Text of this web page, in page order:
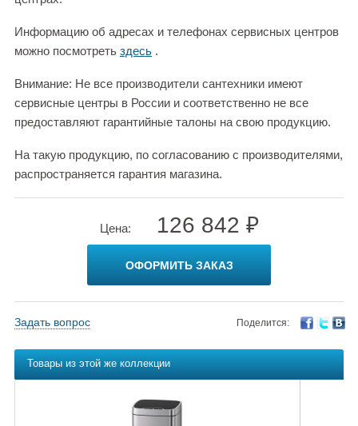
Информацию об адресах и телефонах сервисных центров
можно посмотреть здесь .
Внимание: Не все производители сантехники имеют
сервисные центры в России и соответственно не все
предоставляют гарантийные талоны на свою продукцию.
На такую продукцию, по согласованию с производителями,
распространяется гарантия магазина.
Цена: 126 842 ₽
ОФОРМИТЬ ЗАКАЗ
Задать вопрос Поделится:
Товары из этой же коллекции